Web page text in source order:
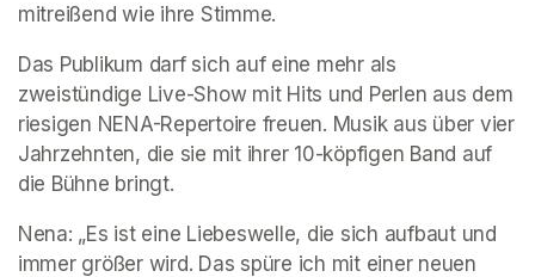
mitreißend wie ihre Stimme.
Das Publikum darf sich auf eine mehr als
zweistündige Live-Show mit Hits und Perlen aus dem
riesigen NENA-Repertoire freuen. Musik aus über vier
Jahrzehnten, die sie mit ihrer 10-köpfigen Band auf
die Bühne bringt.
Nena: „Es ist eine Liebeswelle, die sich aufbaut und
immer größer wird. Das spüre ich mit einer neuen